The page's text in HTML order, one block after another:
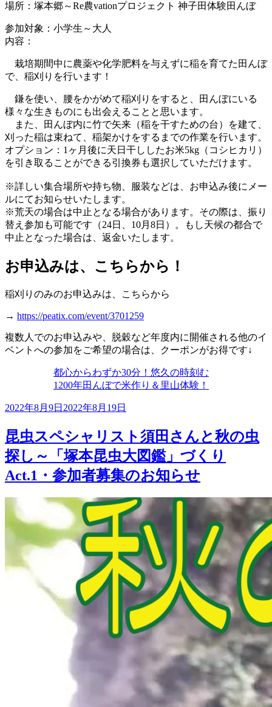
場所：塚本郷～Re農vationプロジェクト 神子田体験田んぼ
参加対象：小学生～大人
内容：
栽培期間中に農薬や化学肥料を与えずに稲を育てた田んぼ
で、稲刈りを行います！
鎌を使い、腰をかがめて稲刈りをすると、田んぼにいる
様々な生きものにも出会えることと思います。
また、田んぼ内に竹で矢来（稲を干すための台）を建て、
刈った稲は束ねて、稲架かけをするまでの作業を行います。
オプション：1ヶ月後に天日干ししたお米5kg（コシヒカリ）
を引き取ることができる引換券も選択していただけます。
※詳しい集合場所や持ち物、服装などは、お申込み後にメー
ルにてお知らせいたします。
※荒天の場合は中止となる場合があります。その際は、振り
替え参加も可能です（24日、10月8日）。もし天候の都合で
中止となった場合は、返金いたします。
お申込みは、こちらから！
稲刈りのみのお申込みは、こちらから
→ https://peatix.com/event/3701259
複数人でのお申込みや、脱穀など年度内に開催される他のイ
ベントへの参加をご希望の場合は、クーポンがお得です↓
都心からわずか30分！悠久の時刻む
1200年田んぼで米作り＆里山体験！
投
日:
2022年8月9日 2022年8月19日
昆虫スペシャリスト須田さんと秋の虫
探し～「塚本昆虫大図鑑」づくり
Act.1・参加者募集のお知らせ